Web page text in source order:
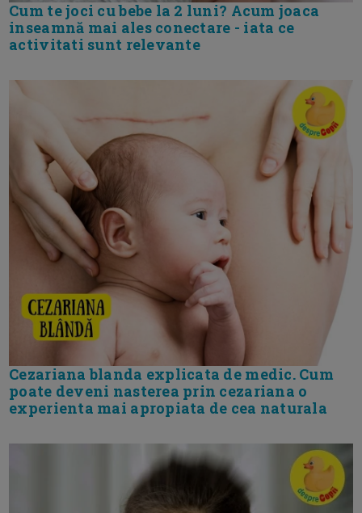
Cum te joci cu bebe la 2 luni? Acum joaca
inseamnă mai ales conectare - iata ce
activitati sunt relevante
Cezariana blanda explicata de medic. Cum
poate deveni nasterea prin cezariana o
experienta mai apropiata de cea naturala